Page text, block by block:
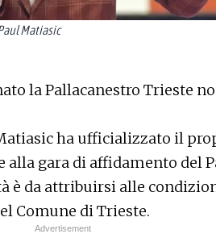
Matiasic
la Pallacanestro Trieste
ha ufficializzato il
gara di affidamento del
è da attribuirsi alle
Comune di Trieste.